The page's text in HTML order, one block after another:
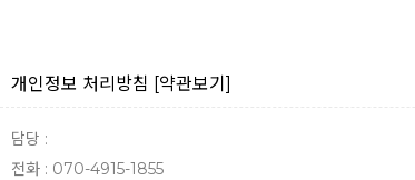
개인정보 처리방침 [약관보기]
담당 :
전화 : 070-4915-1855